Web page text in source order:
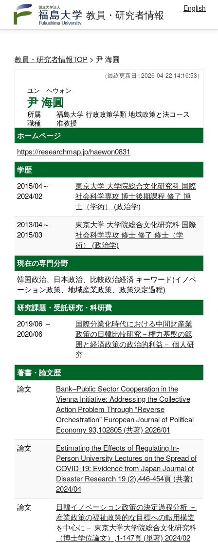
教員・研究者情報 English
教員・研究者情報TOP > 尹 海圓
（最終更新日 : 2026-04-22 14:16:53）
ユン ヘウォン
尹 海圓
所属
福島大学 行政政策学類 地域政策と法コース
職種
准教授
ホームページ
https://researchmap.jp/haewon0831
学歴
2015/04～
2024/02
東京大学 大学院総合文化研究科 国際
社会科学専攻 博士後期課程 修了 博
士（学術） (政治学)
2013/04～
2015/03
東京大学 大学院総合文化研究科 国際
社会科学専攻 修士 修了 修士（学
術） (政治学)
現在の専門分野
韓国政治、日本政治、比較政治経済 キーワード(イノベ
ーション政策、地域産業政策、政策決定過程)
研究課題・受託研究・科研費
2019/06 ～
2020/06
国際分業化時代における中間財産業
政策の日韓比較研究－権力基盤の範
囲と経済政策の政治的利益－ 個人研
究
著書・論文歴
論文
Bank–Public Sector Cooperation in the
Vienna Initiative: Addressing the Collective
Action Problem Through “Reverse
Orchestration” European Journal of Political
Economy 93,102805 (共著) 2026/01
論文
Estimating the Effects of Regulating In-
Person University Lectures on the Spread of
COVID-19: Evidence from Japan Journal of
Disaster Research 19 (2),446-454頁 (共著)
2024/04
論文
日韓イノベーション政策の決定過程分析 －
産業政策の福祉政策的な目標への転用構造
を中心に－ 東京大学大学院総合文化研究科
（博士学位論文）,1-147頁 (単著) 2024/02